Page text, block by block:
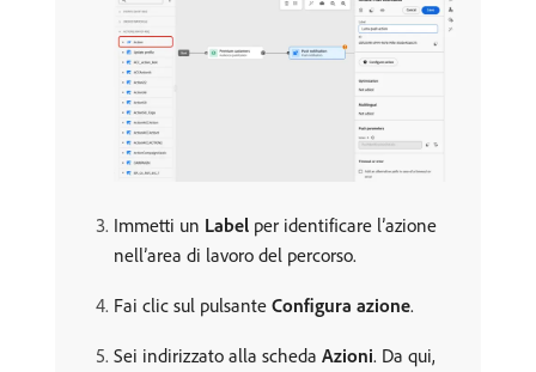
Immetti un Label per identificare l’azione
nell’area di lavoro del percorso.
Fai clic sul pulsante Configura azione.
Sei indirizzato alla scheda Azioni. Da qui,